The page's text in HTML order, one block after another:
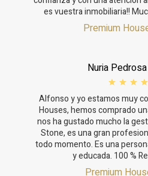
es vuestra inmobiliaria!!
Premium
Nuria
Alfonso y yo estamos muy
Houses, hemos comprado
nos ha gustado mucho la
Stone, es una gran
todo momento. Es una
y educada. 100 %
Premium